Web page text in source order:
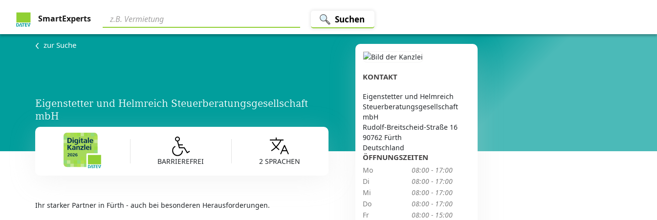
SmartExperts Suchen
zur Suche
Eigenstetter und Helmreich Steuerberatungsgesellschaft
mbH
BARRIEREFREI 2 SPRACHEN
Ihr starker Partner in Fürth - auch bei besonderen Herausforderungen.
KONTAKT
Eigenstetter und Helmreich
Steuerberatungsgesellschaft
mbH
Rudolf-Breitscheid-Straße 16
90762 Fürth
Deutschland
ÖFFNUNGSZEITEN
Mo
08:00 - 17:00
Di
08:00 - 17:00
Mi
08:00 - 17:00
Do
08:00 - 17:00
Fr
08:00 - 15:00